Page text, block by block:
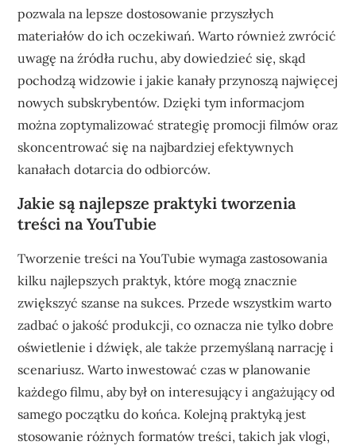
pozwala na lepsze dostosowanie przyszłych
materiałów do ich oczekiwań. Warto również zwrócić
uwagę na źródła ruchu, aby dowiedzieć się, skąd
pochodzą widzowie i jakie kanały przynoszą najwięcej
nowych subskrybentów. Dzięki tym informacjom
można zoptymalizować strategię promocji filmów oraz
skoncentrować się na najbardziej efektywnych
kanałach dotarcia do odbiorców.
Jakie są najlepsze praktyki tworzenia
treści na YouTubie
Tworzenie treści na YouTubie wymaga zastosowania
kilku najlepszych praktyk, które mogą znacznie
zwiększyć szanse na sukces. Przede wszystkim warto
zadbać o jakość produkcji, co oznacza nie tylko dobre
oświetlenie i dźwięk, ale także przemyślaną narrację i
scenariusz. Warto inwestować czas w planowanie
każdego filmu, aby był on interesujący i angażujący od
samego początku do końca. Kolejną praktyką jest
stosowanie różnych formatów treści, takich jak vlogi,